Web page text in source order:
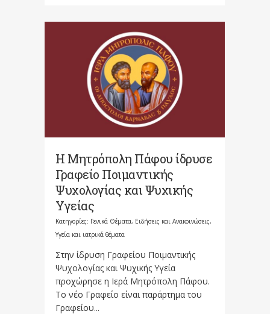
Η Μητρόπολη Πάφου ίδρυσε
Γραφείο Ποιμαντικής
Ψυχολογίας και Ψυχικής
Υγείας
Κατηγορίες: Γενικά Θέματα, Ειδήσεις και Ανακοινώσεις,
Υγεία και ιατρικά θέματα
Στην ίδρυση Γραφείου Ποιμαντικής
Ψυχολογίας και Ψυχικής Υγεία
προχώρησε η Ιερά Μητρόπολη Πάφου.
Το νέο Γραφείο είναι παράρτημα του
Γραφείου...